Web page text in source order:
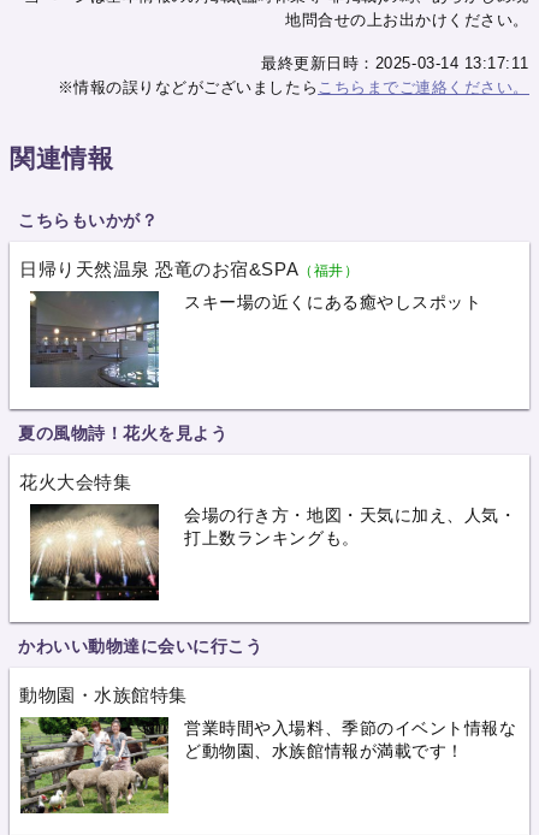
地問合せの上お出かけください。
最終更新日時：2025-03-14 13:17:11
※情報の誤りなどがございましたら こちらまでご連絡ください。
関連情報
こちらもいかが？
日帰り天然温泉 恐竜のお宿&SPA （福井）
スキー場の近くにある癒やしスポット
夏の風物詩！花火を見よう
花火大会特集
会場の行き方・地図・天気に加え、人気・
打上数ランキングも。
かわいい動物達に会いに行こう
動物園・水族館特集
営業時間や入場料、季節のイベント情報な
ど動物園、水族館情報が満載です！